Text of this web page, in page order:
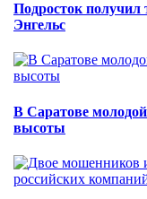
Подросток
Энгельс
В Саратове
высоты